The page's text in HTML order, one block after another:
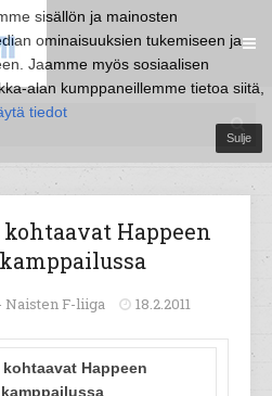
sisällön ja mainosten
ominaisuuksien tukemiseen ja
Jaamme myös sosiaalisen
alan kumppaneillemme tietoa siitä,
tiedot
Sulje
Happeen
Naisten F-liiga 18.2.2011
Happeen